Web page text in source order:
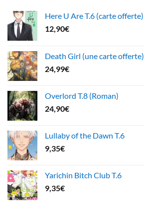
Here U Are T.6 (carte offerte)
12,90€
Death Girl (une carte offerte)
24,99€
Overlord T.8 (Roman)
24,90€
Lullaby of the Dawn T.6
9,35€
Yarichin Bitch Club T.6
9,35€